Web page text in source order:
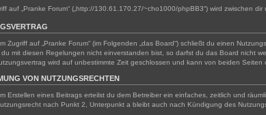
auf „Pranke Forum“ („http://130.61.170.27/~cho1000/phpBB3“) wird zwischen
Zugriff auf „Pranke Forum“ (im Folgenden „das Board“) schließt du einen
du mit diesen Regelungen nicht einverstanden bist, so darfst du das Board nicht
wird auf unbestimmte Zeit geschlossen und kann von beiden
VON NUTZUNGSRECHTEN
Erstellen eines Beitrags erteilst du dem Betreiber ein einfaches, zeitlich und
nach Punkt 2, Unterpunkt a bleibt auch nach Kündigung des